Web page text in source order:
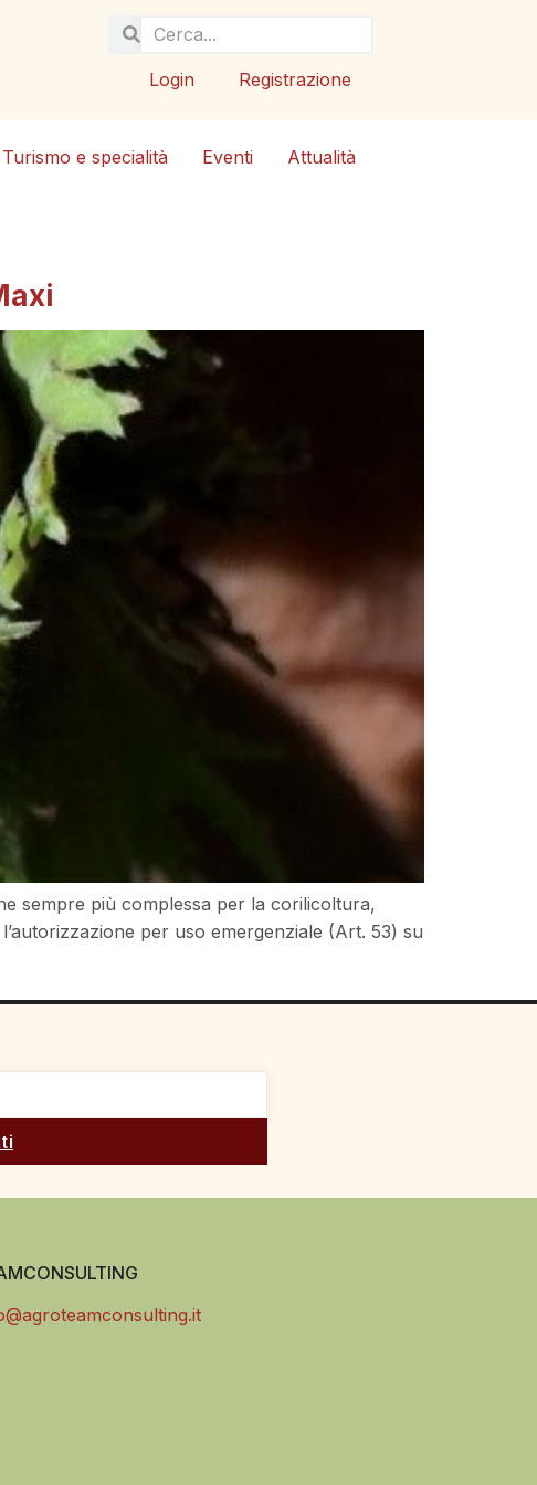
Login Registrazione
Turismo e specialità Eventi Attualità
sempre più complessa per la corilicoltura,
per uso emergenziale (Art. 53) su